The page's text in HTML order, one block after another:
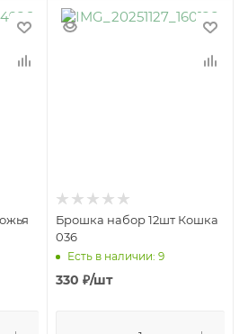
Брошка набор 12шт Кошка
036
Есть в наличии: 9
330 ₽/шт